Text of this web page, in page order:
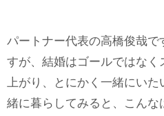
パートナー代表の高橋俊哉で
すが、結婚はゴールではなく
上がり、とにかく一緒にい
緒に暮らしてみると、こんな